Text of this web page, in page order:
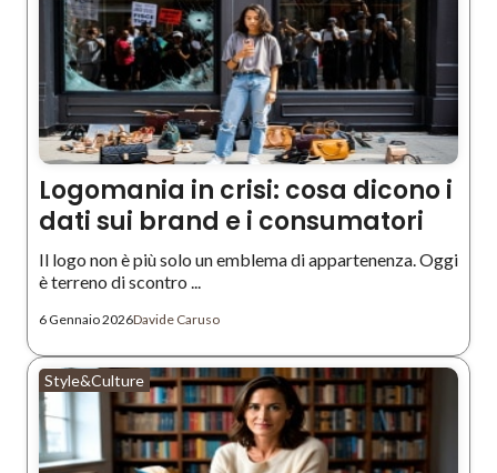
Logomania in crisi: cosa dicono i
dati sui brand e i consumatori
Il logo non è più solo un emblema di appartenenza. Oggi
è terreno di scontro ...
6 Gennaio 2026Davide Caruso
Style&Culture